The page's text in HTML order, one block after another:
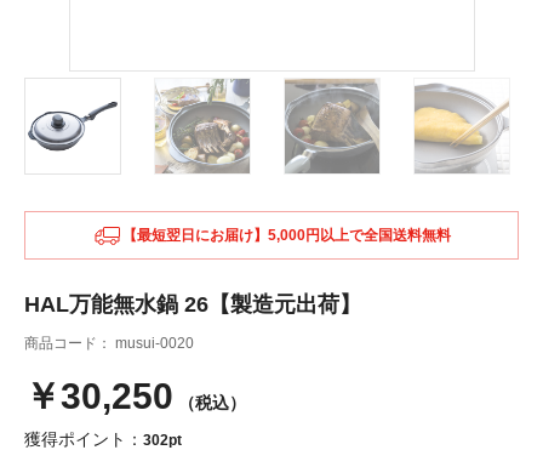
【最短翌日にお届け】5,000円以上で全国送料無料
HAL万能無水鍋 26【製造元出荷】
商品コード： musui-0020
￥30,250 （税込）
獲得ポイント： 302pt